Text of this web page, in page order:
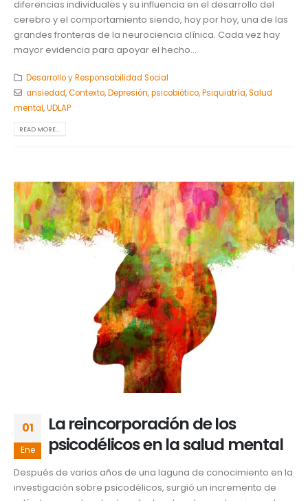
diferencias individuales y su influencia en el desarrollo del
cerebro y el comportamiento siendo, hoy por hoy, una de las
grandes fronteras de la neurociencia clínica. Cada vez hay
mayor evidencia para apoyar el hecho...
Desarrollo y Responsabilidad Social
ansiedad,Contexto,Depresión,psicobiótico,Psiquiatría,Salud
mental,UDLAP
READ MORE...
01
Ene
La reincorporación de los
psicodélicos en la salud mental
Después de varios años de una laguna de conocimiento en la
investigación sobre psicodélicos, surgió un incremento de